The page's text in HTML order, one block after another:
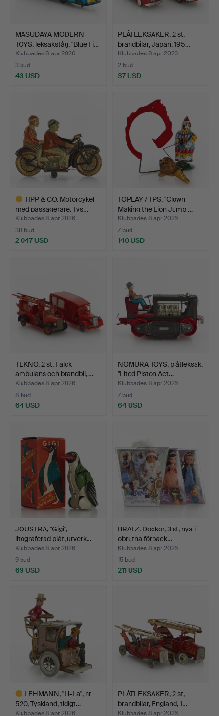
MASUDAYA MODERN
TOYS, leksakståg, "Blue Fi…
Klubbades 8 apr 2026
3 bud
43 USD
PLÅTLEKSAKER, 2 st,
brandbilar, Japan, 195…
Klubbades 8 apr 2026
2 bud
37 USD
TIPP & CO. Motorcykel
med passagerare, Tys…
Klubbades 8 apr 2026
38 bud
2 047 USD
TOPLAY / TPS, "Clown
Making the Lion Jump …
Klubbades 8 apr 2026
7 bud
140 USD
TEKNO. 2 st, Falck
ambulans och brandbil, …
Klubbades 8 apr 2026
8 bud
64 USD
NOMURA TOYS, plåtleksak,
"Lited Piston Act…
Klubbades 8 apr 2026
7 bud
64 USD
JOUSTRA, "Gigi",
litograferad plåt, urverk…
Klubbades 8 apr 2026
9 bud
69 USD
BRATZ. Dockor, 3 st, nya i
obrutna förpack…
Klubbades 8 apr 2026
15 bud
211 USD
LEHMANN, "Li-La", nr
520, Tyskland, tidigt…
Klubbades 8 apr 2026
PLÅTLEKSAKER, 2 st,
brandbilar, England, 1…
Klubbades 8 apr 2026